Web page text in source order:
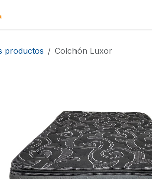
productos Colchón Luxor